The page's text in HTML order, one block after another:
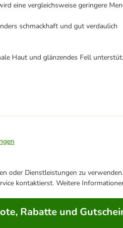
eine vergleichsweise geringere
schmackhaft und gut verdaulich
Haut und glänzendes Fell
Dienstleistungen zu
kontaktierst. Weitere
Rabatte und